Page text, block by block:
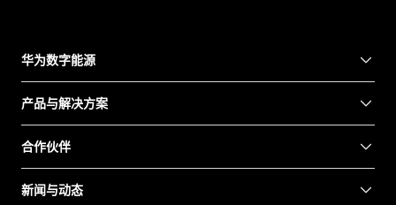
华为数字能源
产品与解决方案
合作伙伴
新闻与动态